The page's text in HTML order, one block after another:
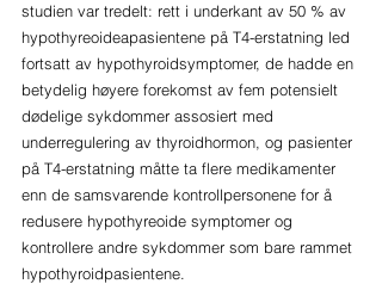
studien var tredelt: rett i underkant av 50 % av
hypothyreoideapasientene på T4-erstatning led
fortsatt av hypothyroidsymptomer, de hadde en
betydelig høyere forekomst av fem potensielt
dødelige sykdommer assosiert med
underregulering av thyroidhormon, og pasienter
på T4-erstatning måtte ta flere medikamenter
enn de samsvarende kontrollpersonene for å
redusere hypothyreoide symptomer og
kontrollere andre sykdommer som bare rammet
hypothyroidpasientene.